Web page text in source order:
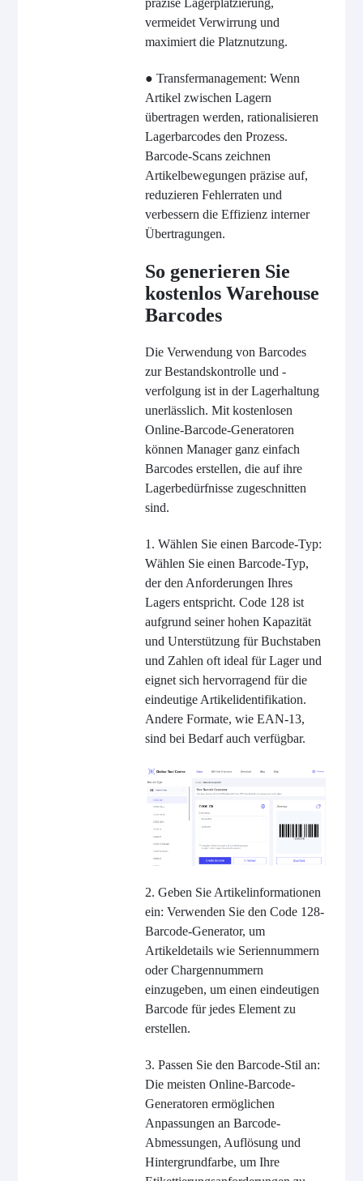
präzise Lagerplatzierung,
vermeidet Verwirrung und
maximiert die Platznutzung.
● Transfermanagement: Wenn
Artikel zwischen Lagern
übertragen werden, rationalisieren
Lagerbarcodes den Prozess.
Barcode-Scans zeichnen
Artikelbewegungen präzise auf,
reduzieren Fehlerraten und
verbessern die Effizienz interner
Übertragungen.
So generieren Sie
kostenlos Warehouse
Barcodes
Die Verwendung von Barcodes
zur Bestandskontrolle und -
verfolgung ist in der Lagerhaltung
unerlässlich. Mit kostenlosen
Online-Barcode-Generatoren
können Manager ganz einfach
Barcodes erstellen, die auf ihre
Lagerbedürfnisse zugeschnitten
sind.
1. Wählen Sie einen Barcode-Typ:
Wählen Sie einen Barcode-Typ,
der den Anforderungen Ihres
Lagers entspricht. Code 128 ist
aufgrund seiner hohen Kapazität
und Unterstützung für Buchstaben
und Zahlen oft ideal für Lager und
eignet sich hervorragend für die
eindeutige Artikelidentifikation.
Andere Formate, wie EAN-13,
sind bei Bedarf auch verfügbar.
2. Geben Sie Artikelinformationen
ein: Verwenden Sie den Code 128-
Barcode-Generator, um
Artikeldetails wie Seriennummern
oder Chargennummern
einzugeben, um einen eindeutigen
Barcode für jedes Element zu
erstellen.
3. Passen Sie den Barcode-Stil an:
Die meisten Online-Barcode-
Generatoren ermöglichen
Anpassungen an Barcode-
Abmessungen, Auflösung und
Hintergrundfarbe, um Ihre